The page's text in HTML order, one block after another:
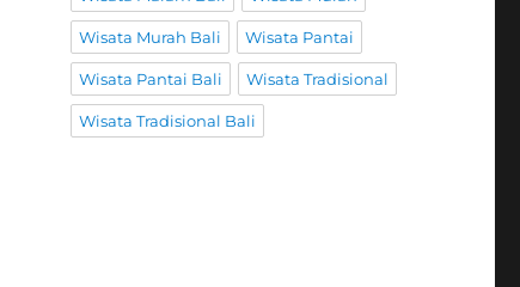
Wisata Murah Bali Wisata Pantai
Wisata Pantai Bali Wisata Tradisional
Wisata Tradisional Bali